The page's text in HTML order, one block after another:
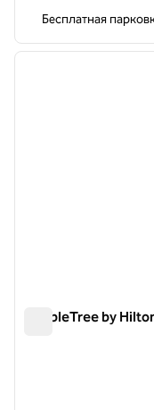
Бесплатная
1 из 12
DoubleTree by